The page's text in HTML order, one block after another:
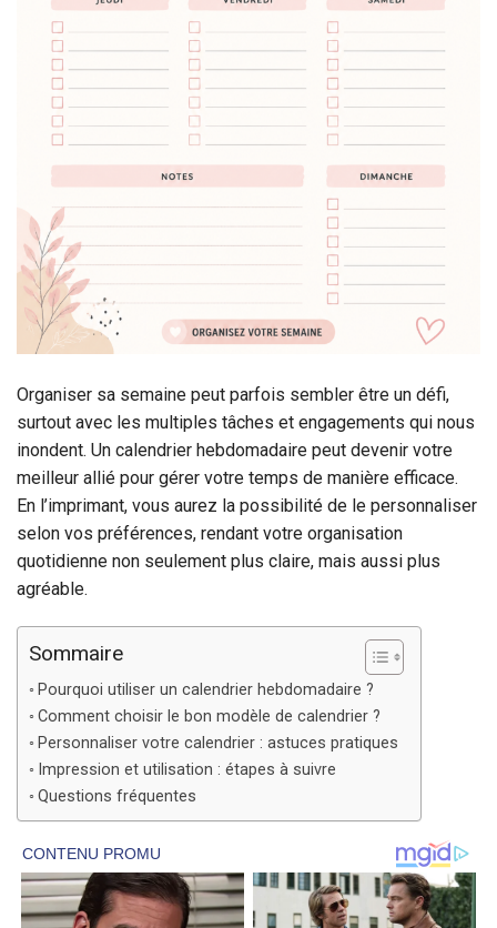
Organiser sa semaine peut parfois sembler être un défi,
surtout avec les multiples tâches et engagements qui nous
inondent. Un calendrier hebdomadaire peut devenir votre
meilleur allié pour gérer votre temps de manière efficace.
En l’imprimant, vous aurez la possibilité de le personnaliser
selon vos préférences, rendant votre organisation
quotidienne non seulement plus claire, mais aussi plus
agréable.
Sommaire
Pourquoi utiliser un calendrier hebdomadaire ?
Comment choisir le bon modèle de calendrier ?
Personnaliser votre calendrier : astuces pratiques
Impression et utilisation : étapes à suivre
Questions fréquentes